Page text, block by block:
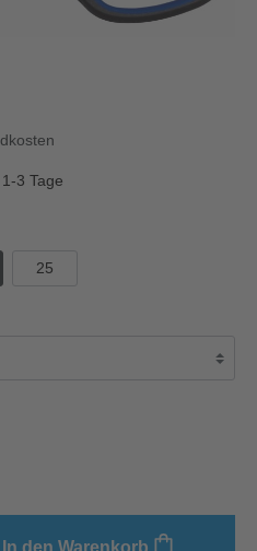
3 Tage
25
In den Warenkorb